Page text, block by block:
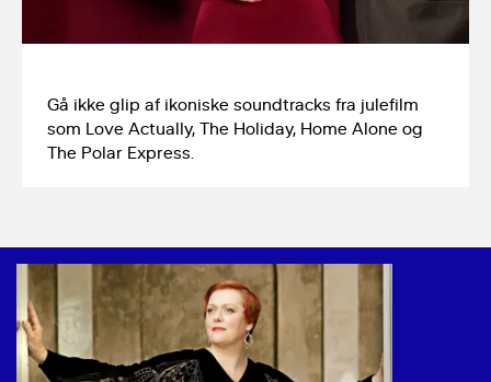
Gå ikke glip af ikoniske soundtracks fra julefilm
som Love Actually, The Holiday, Home Alone og
The Polar Express.